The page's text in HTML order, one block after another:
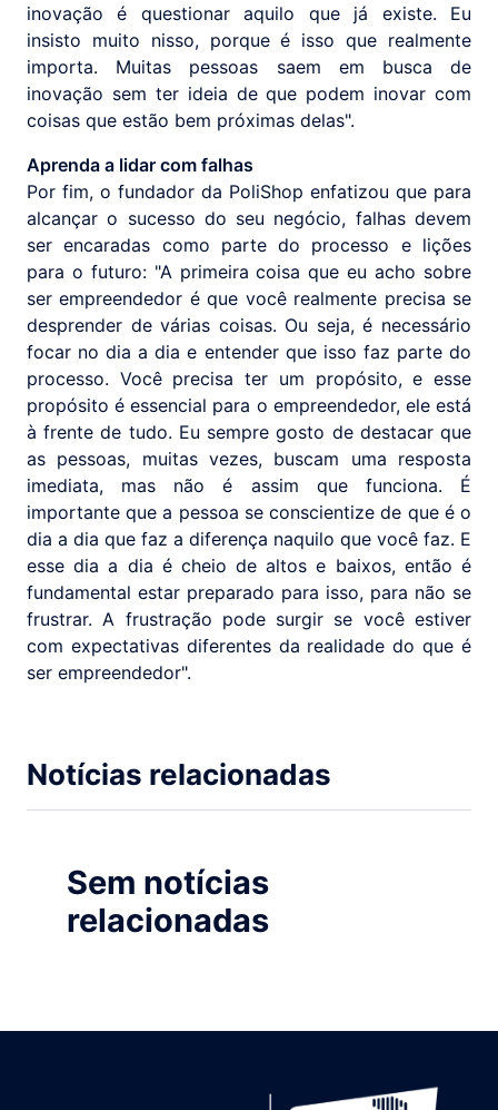
inovação é questionar aquilo que já existe. Eu
insisto muito nisso, porque é isso que realmente
importa. Muitas pessoas saem em busca de
inovação sem ter ideia de que podem inovar com
coisas que estão bem próximas delas".
Aprenda a lidar com falhas
Por fim, o fundador da PoliShop enfatizou que para
alcançar o sucesso do seu negócio, falhas devem
ser encaradas como parte do processo e lições
para o futuro: "A primeira coisa que eu acho sobre
ser empreendedor é que você realmente precisa se
desprender de várias coisas. Ou seja, é necessário
focar no dia a dia e entender que isso faz parte do
processo. Você precisa ter um propósito, e esse
propósito é essencial para o empreendedor, ele está
à frente de tudo. Eu sempre gosto de destacar que
as pessoas, muitas vezes, buscam uma resposta
imediata, mas não é assim que funciona. É
importante que a pessoa se conscientize de que é o
dia a dia que faz a diferença naquilo que você faz. E
esse dia a dia é cheio de altos e baixos, então é
fundamental estar preparado para isso, para não se
frustrar. A frustração pode surgir se você estiver
com expectativas diferentes da realidade do que é
ser empreendedor".
Notícias relacionadas
Sem notícias
relacionadas